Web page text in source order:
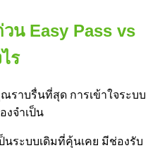
วนEasy Pass vs
ร
ราบรื่นที่สุด การเข้าใจระบบ
งจำเป็น
นระบบเดิมที่คุ้นเคย มีช่องรับ